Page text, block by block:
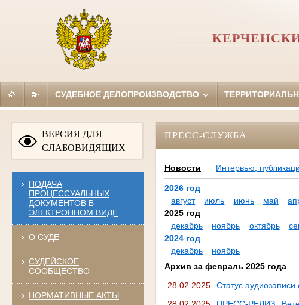
СУДЕБНОЕ ДЕЛОПРОИЗВОДСТВО
ВЕРСИЯ ДЛЯ
СЛАБОВИДЯЩИХ
ПОДАЧА
ПРОЦЕССУАЛЬНЫХ
ДОКУМЕНТОВ В
ЭЛЕКТРОННОМ ВИДЕ
О СУДЕ
СУДЕЙСКОЕ
СООБЩЕСТВО
НОРМАТИВНЫЕ АКТЫ
ПРЕСС-СЛУЖБА
Новости Интервью,
2026 год
август
июль июнь май
2025 год
декабрь
ноябрь октябрь
2024 год
декабрь
ноябрь
Архив за февраль 2025 года
28.02.2025
Статус